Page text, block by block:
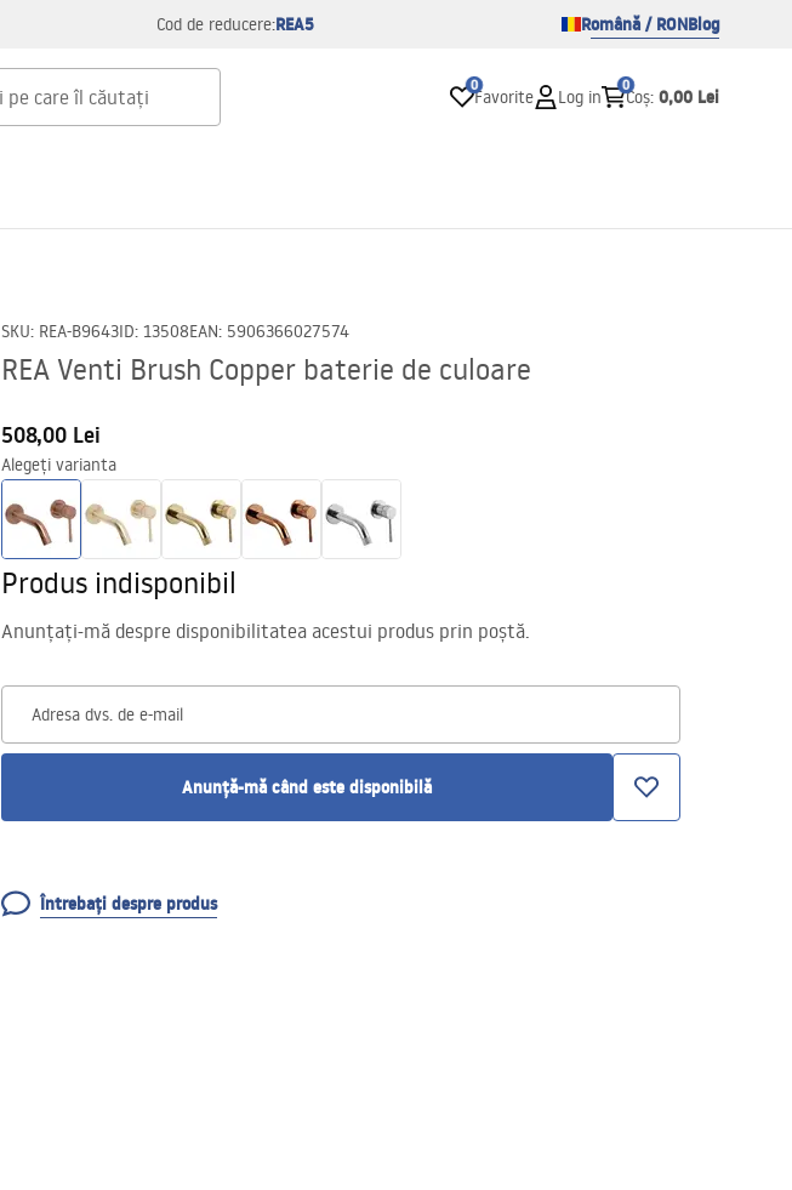
Cod de reducere:REA5 Română / RONBlog
0
Favorite Log in
0
Coș: 0,00 Lei
SKU: REA-B9643ID: 13508EAN: 5906366027574
REA Venti Brush Copper baterie de culoare
508,00 Lei
Alegeți varianta
Produs indisponibil
Anunțați-mă despre disponibilitatea acestui produs prin poștă.
Adresa dvs. de e-mail
Anunță-mă când este disponibilă
Întrebați despre produs